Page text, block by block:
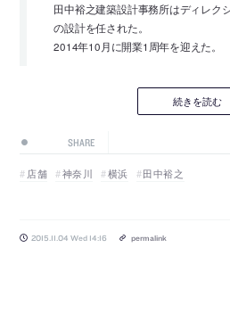
田中裕之建築設計事務所はディレク
の設計を任された。
2014年10月に開業1周年を迎えた。
続きを読む
SHARE
店舗 神奈川 横浜 田中裕之
2015.11.04 Wed 14:16 permalink